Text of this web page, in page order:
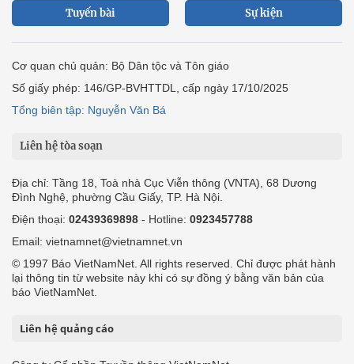
Tuyến bài Sự kiện
Cơ quan chủ quản: Bộ Dân tộc và Tôn giáo
Số giấy phép: 146/GP-BVHTTDL, cấp ngày 17/10/2025
Tổng biên tập: Nguyễn Văn Bá
Liên hệ tòa soạn
Địa chỉ: Tầng 18, Toà nhà Cục Viễn thông (VNTA), 68 Dương
Đình Nghệ, phường Cầu Giấy, TP. Hà Nội.
Điện thoại: 02439369898 - Hotline: 0923457788
Email: vietnamnet@vietnamnet.vn
© 1997 Báo VietNamNet. All rights reserved. Chỉ được phát hành
lại thông tin từ website này khi có sự đồng ý bằng văn bản của
báo VietNamNet.
Liên hệ quảng cáo